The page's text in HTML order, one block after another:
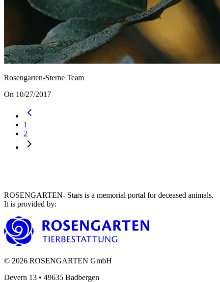
Rosengarten-Sterne Team
On 10/27/2017
1
2
ROSENGARTEN- Stars is a memorial portal for deceased animals.
It is provided by:
© 2026 ROSENGARTEN GmbH
Devern 13 • 49635 Badbergen